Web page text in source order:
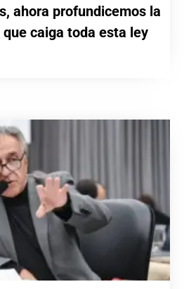
ahora profundicemos la
caiga toda esta ley